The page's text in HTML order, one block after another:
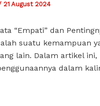
21 August 2024
“Empati” dan
suatu kemampuan
lain. Dalam artikel
dalam